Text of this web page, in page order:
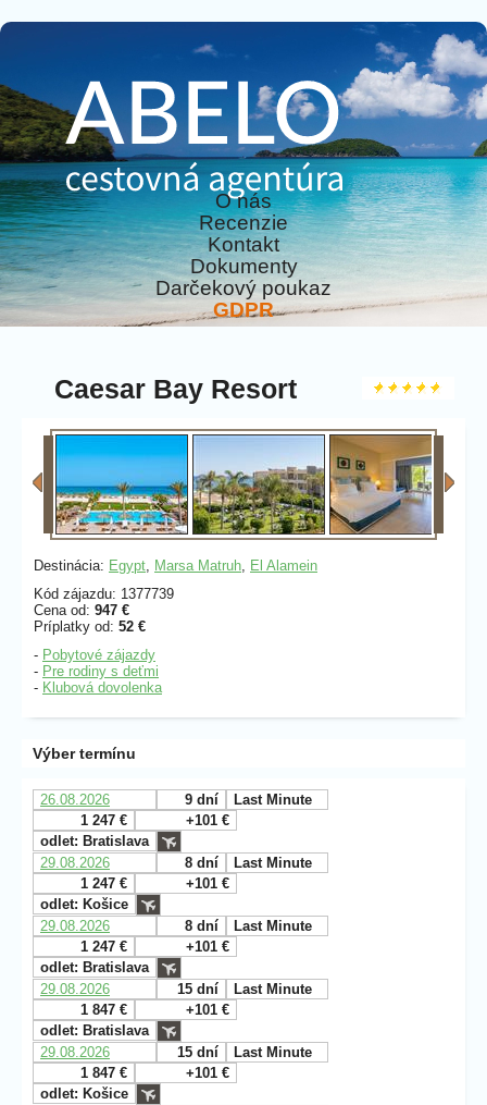
O nás
Recenzie
Kontakt
Dokumenty
Darčekový poukaz
GDPR
Caesar Bay Resort
Destinácia: Egypt, Marsa Matruh, El Alamein
Kód zájazdu: 1377739
Cena od: 947 €
Príplatky od: 52 €
- Pobytové zájazdy
- Pre rodiny s deťmi
- Klubová dovolenka
Výber termínu
26.08.2026 9 dní
Last Minute
1 247 €
+101 €
odlet: Bratislava
29.08.2026
8 dní
Last Minute
1 247 €
+101 €
odlet: Košice
29.08.2026
8 dní
Last Minute
1 247 €
+101 €
odlet: Bratislava
29.08.2026
15 dní
Last Minute
1 847 €
+101 €
odlet: Bratislava
29.08.2026
15 dní
Last Minute
1 847 €
+101 €
odlet: Košice